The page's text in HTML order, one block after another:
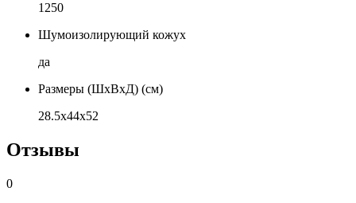
1250
Шумоизолирующий кожух
да
Размеры (ШхВхД) (см)
28.5х44х52
Отзывы
0